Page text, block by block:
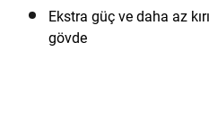
Ekstra güç ve daha az
gövde